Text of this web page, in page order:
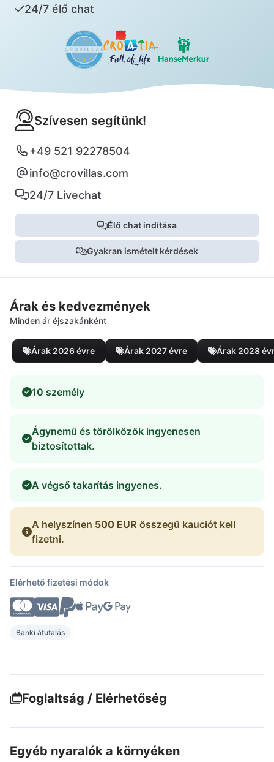
24/7 élő chat
Szívesen segítünk!
+49 521 92278504
info@crovillas.com
24/7 Livechat
Élő chat indítása
Gyakran ismételt kérdések
Árak és kedvezmények
Minden ár éjszakánként
Árak 2026 évre Árak 2027 évre Árak 2028
10 személy
Ágynemű és törölközők ingyenesen
biztosítottak.
A végső takarítás ingyenes.
A helyszínen 500 EUR összegű kauciót kell
fizetni.
Elérhető fizetési módok
Banki átutalás
Foglaltság / Elérhetőség
Egyéb nyaralók a környéken